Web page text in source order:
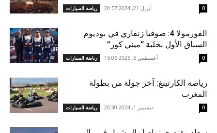
رياضة السيارات أبريل 21, 2024 20:57 0
الفورمولا 4: صوفيا زنفاري في بوديوم
السباق الأول بحلبة “ميني كور”
رياضة السيارات أغسطس 6, 2025 15:06 0
رياضة الكارتينغ: آخر جولة من بطولة
المغرب
رياضة السيارات ديسمبر 1, 2024 20:30 0